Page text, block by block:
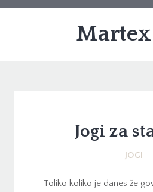
Martex
Jogi za
JOGI
Toliko koliko je danes že